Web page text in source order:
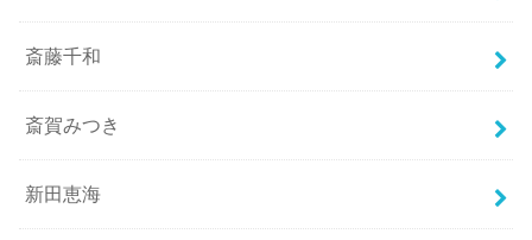
斎藤千和
斎賀みつき
新田恵海